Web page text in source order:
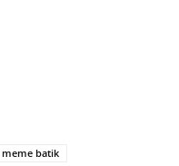
meme batik